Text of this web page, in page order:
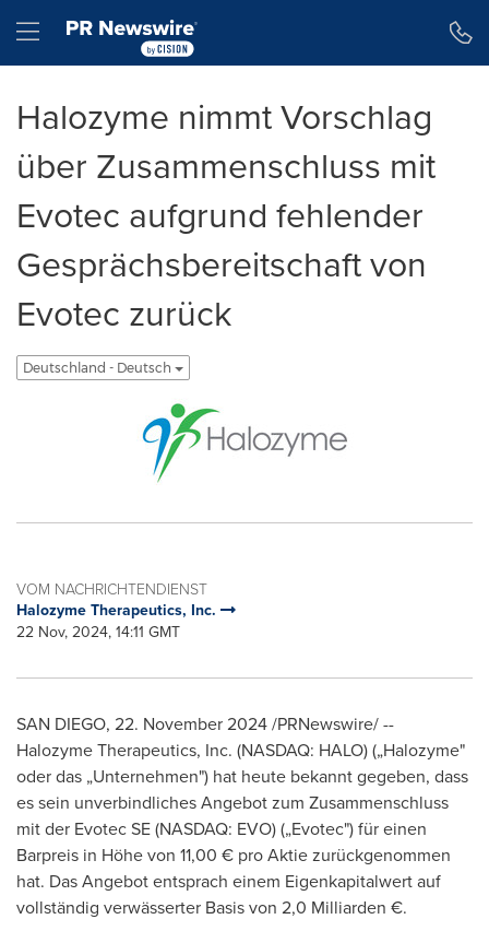
Hamburger menu
Halozyme nimmt Vorschlag
über Zusammenschluss mit
Evotec aufgrund fehlender
Gesprächsbereitschaft von
Evotec zurück
Deutschland - Deutsch
VOM NACHRICHTENDIENST
Halozyme Therapeutics, Inc.
22 Nov, 2024, 14:11 GMT
SAN DIEGO, 22. November 2024/PRNewswire/ --
Halozyme Therapeutics, Inc. (NASDAQ: HALO) („Halozyme"
oder das „Unternehmen") hat heute bekannt gegeben, dass
es sein unverbindliches Angebot zum Zusammenschluss
mit der Evotec SE (NASDAQ: EVO) („Evotec") für einen
Barpreis in Höhe von 11,00 € pro Aktie zurückgenommen
hat. Das Angebot entsprach einem Eigenkapitalwert auf
vollständig verwässerter Basis von 2,0 Milliarden €.